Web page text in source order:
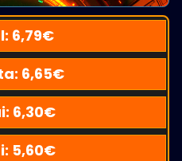
6,79€
6,65€
6,30€
5,60€